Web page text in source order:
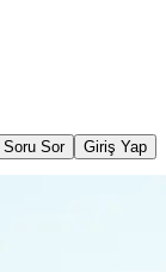
Soru Sor Giriş Yap